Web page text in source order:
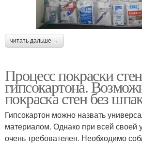
читать дальше →
Процесс покраски
гипсокартона.
покраска стен без
Гипсокартон можно назвать
материалом. Однако при всей своей
очень требователен. Необходимо